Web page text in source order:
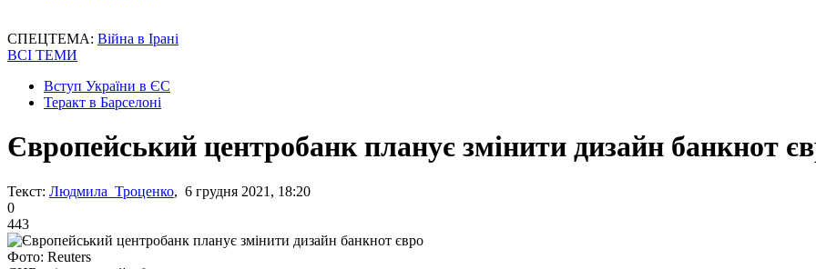
СПЕЦТЕМА: Війна в Ірані
ВСІ ТЕМИ
Вступ України в ЄС
Теракт в Барселоні
Європейський центробанк планує змінити дизайн банкнот
Текст: Людмила Троценко, 6 грудня 2021, 18:20
0
443
Фото: Reuters